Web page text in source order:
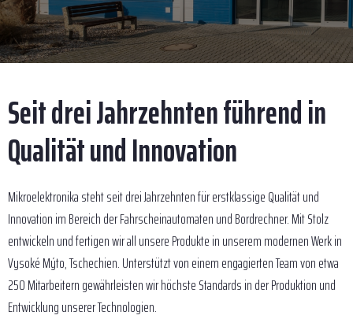
Seit drei Jahrzehnten führend in
Qualität und Innovation
Mikroelektronika steht seit drei Jahrzehnten für erstklassige Qualität und
Innovation im Bereich der Fahrscheinautomaten und Bordrechner. Mit Stolz
entwickeln und fertigen wir all unsere Produkte in unserem modernen Werk in
Vysoké Mýto, Tschechien. Unterstützt von einem engagierten Team von etwa
250 Mitarbeitern gewährleisten wir höchste Standards in der Produktion und
Entwicklung unserer Technologien.